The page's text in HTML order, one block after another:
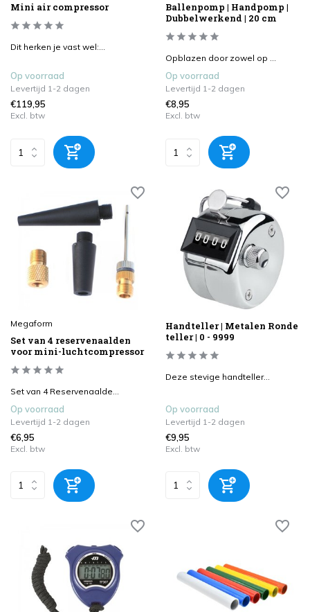
Mini air compressor
Dit herken je vast wel:...
Op voorraad
Levertijd 1-2 dagen
€119,95
Excl. btw
Ballenpomp | Handpomp |
Dubbelwerkend | 20 cm
Opblazen door zowel op ...
Op voorraad
Levertijd 1-2 dagen
€8,95
Excl. btw
Megaform
Set van 4 reservenaalden
voor mini-luchtcompressor
Set van 4 Reservenaalde...
Op voorraad
Levertijd 1-2 dagen
€6,95
Excl. btw
Handteller | Metalen Ronde
teller | 0 - 9999
Deze stevige handteller...
Op voorraad
Levertijd 1-2 dagen
€9,95
Excl. btw